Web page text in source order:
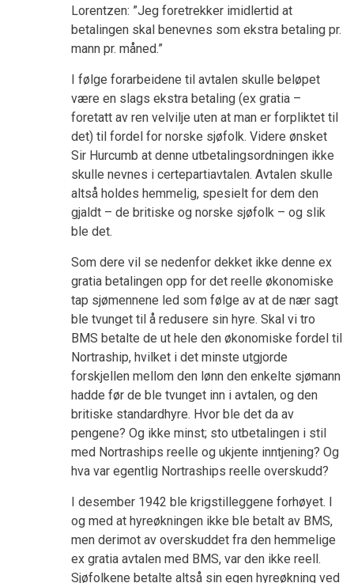
Lorentzen: ”Jeg foretrekker imidlertid at
betalingen skal benevnes som ekstra betaling pr.
mann pr. måned.”
I følge forarbeidene til avtalen skulle beløpet
være en slags ekstra betaling (ex gratia –
foretatt av ren velvilje uten at man er forpliktet til
det) til fordel for norske sjøfolk. Videre ønsket
Sir Hurcumb at denne utbetalingsordningen ikke
skulle nevnes i certepartiavtalen. Avtalen skulle
altså holdes hemmelig, spesielt for dem den
gjaldt – de britiske og norske sjøfolk – og slik
ble det.
Som dere vil se nedenfor dekket ikke denne ex
gratia betalingen opp for det reelle økonomiske
tap sjømennene led som følge av at de nær sagt
ble tvunget til å redusere sin hyre. Skal vi tro
BMS betalte de ut hele den økonomiske fordel til
Nortraship, hvilket i det minste utgjorde
forskjellen mellom den lønn den enkelte sjømann
hadde før de ble tvunget inn i avtalen, og den
britiske standardhyre. Hvor ble det da av
pengene? Og ikke minst; sto utbetalingen i stil
med Nortraships reelle og ukjente inntjening? Og
hva var egentlig Nortraships reelle overskudd?
I desember 1942 ble krigstilleggene forhøyet. I
og med at hyreøkningen ikke ble betalt av BMS,
men derimot av overskuddet fra den hemmelige
ex gratia avtalen med BMS, var den ikke reell.
Sjøfolkene betalte altså sin egen hyreøkning ved